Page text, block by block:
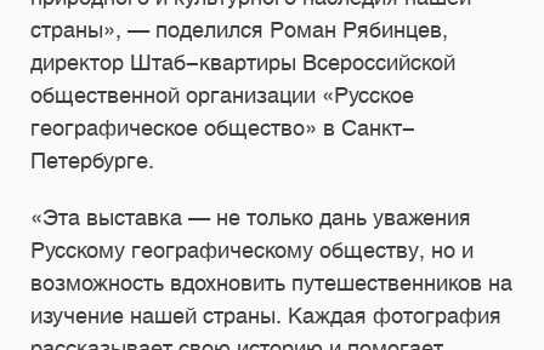
страны», — поделился Роман Рябинцев,
директор Штаб-квартиры Всероссийской
общественной организации «Русское
географическое общество» в Санкт-
Петербурге.
«Эта выставка — не только дань уважения
Русскому географическому обществу, но и
возможность вдохновить путешественников на
изучение нашей страны. Каждая фотография